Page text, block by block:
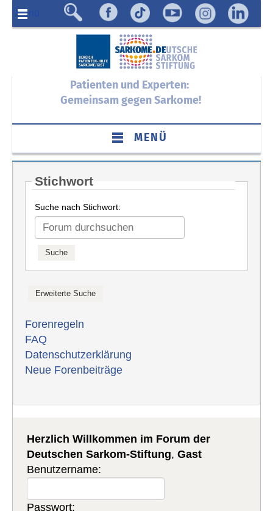
Menü
Patienten und Experten:
Gemeinsam gegen Sarkome!
MENÜ
Stichwort
Suche nach Stichwort:
Forenregeln
FAQ
Datenschutzerklärung
Neue Forenbeiträge
Herzlich Willkommen im Forum der
Deutschen Sarkom-Stiftung,Gast
Benutzername:
Passwort: